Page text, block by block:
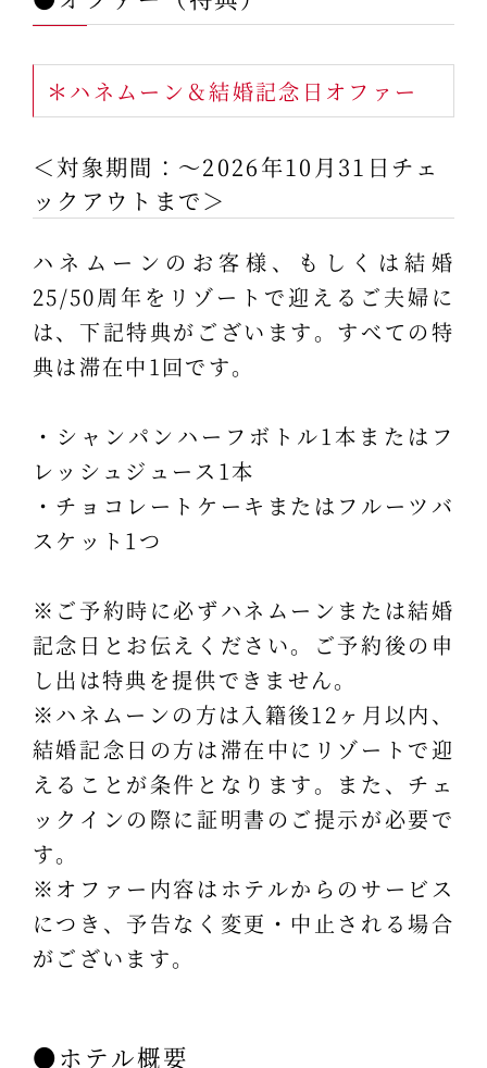
＊ハネムーン＆結婚記念日オファー
＜対象期間：～2026年10月31日チェ
ックアウトまで＞
ハネムーンのお客様、もしくは結婚
25/50周年をリゾートで迎えるご夫婦に
は、下記特典がございます。すべての特
典は滞在中1回です。
・シャンパンハーフボトル1本またはフ
レッシュジュース1本
・チョコレートケーキまたはフルーツバ
スケット1つ
※ご予約時に必ずハネムーンまたは結婚
記念日とお伝えください。ご予約後の申
し出は特典を提供できません。
※ハネムーンの方は入籍後12ヶ月以内、
結婚記念日の方は滞在中にリゾートで迎
えることが条件となります。また、チェ
ックインの際に証明書のご提示が必要で
す。
※オファー内容はホテルからのサービス
につき、予告なく変更・中止される場合
がございます。
●ホテル概要